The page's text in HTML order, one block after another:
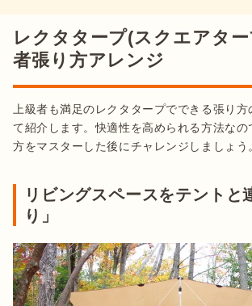
レクタタープ(スクエアタ
者張り方アレンジ
上級者も満足のレクタタープでできる張り
て紹介します。快適性を高められる方法なの
方をマスターした後にチャレンジしましょう
リビングスペースをテントと
り」